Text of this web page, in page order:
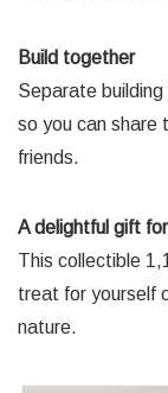
Build together
Separate
so you can share
friends.
A delightful gift
This collectible
treat for yourself
nature.